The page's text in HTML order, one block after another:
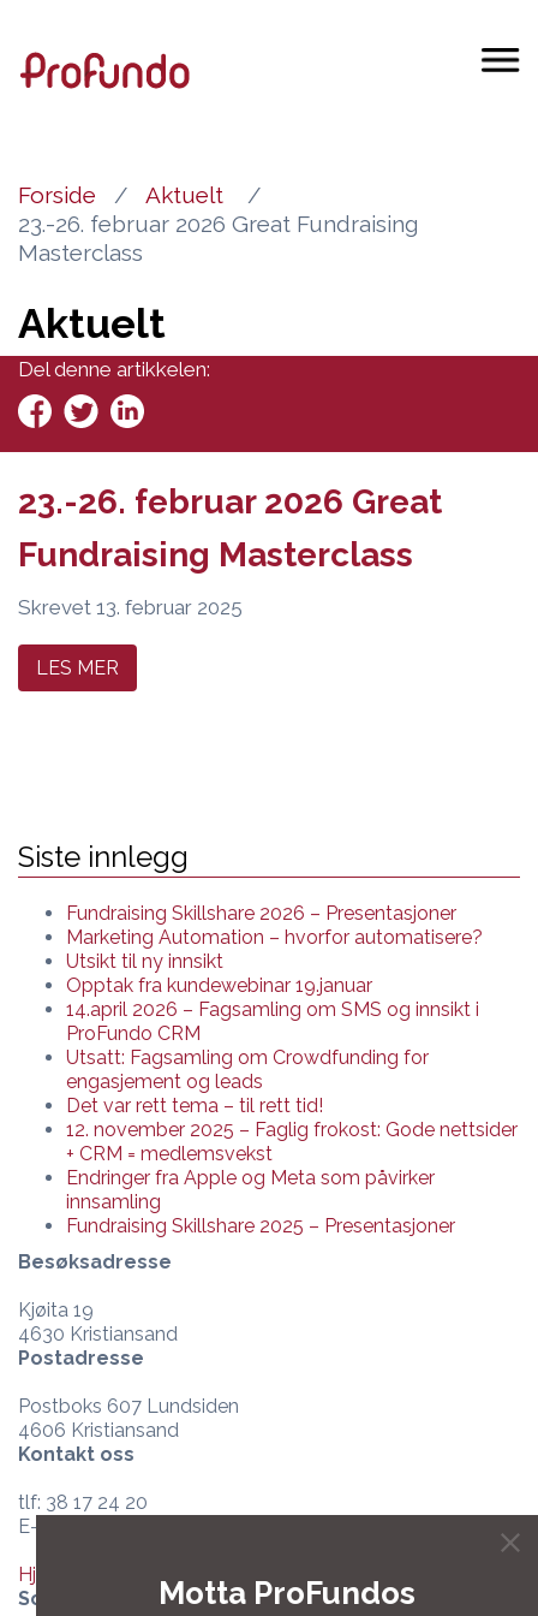
Motta ProFundos
Forside
Aktuelt
23.-26. februar 2026 Great Fundraising
Masterclass
Aktuelt
Del denne artikkelen:
23.-26. februar 2026 Great
Fundraising Masterclass
Skrevet 13. februar 2025
LES MER
Siste innlegg
Fundraising Skillshare 2026 – Presentasjoner
Marketing Automation – hvorfor automatisere?
Utsikt til ny innsikt
Opptak fra kundewebinar 19.januar
14.april 2026 – Fagsamling om SMS og innsikt i
ProFundo CRM
Utsatt: Fagsamling om Crowdfunding for
engasjement og leads
Det var rett tema – til rett tid!
12. november 2025 – Faglig frokost: Gode nettsider
+ CRM = medlemsvekst
Endringer fra Apple og Meta som påvirker
innsamling
Fundraising Skillshare 2025 – Presentasjoner
Besøksadresse
Kjøita 19
4630 Kristiansand
Postadresse
Postboks 607 Lundsiden
4606 Kristiansand
Kontakt oss
tlf: 38 17 24 20
E-post:
Hjelpesenter og support
Sosiale medier